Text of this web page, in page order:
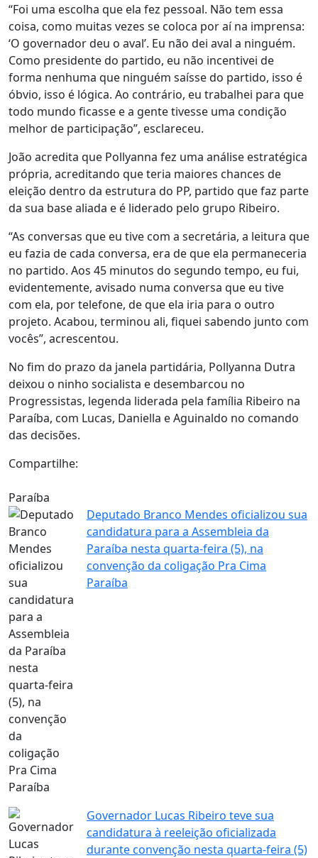
“Foi uma escolha que ela fez pessoal. Não tem essa
coisa, como muitas vezes se coloca por aí na imprensa:
‘O governador deu o aval’. Eu não dei aval a ninguém.
Como presidente do partido, eu não incentivei de
forma nenhuma que ninguém saísse do partido, isso é
óbvio, isso é lógica. Ao contrário, eu trabalhei para que
todo mundo ficasse e a gente tivesse uma condição
melhor de participação”, esclareceu.
João acredita que Pollyanna fez uma análise estratégica
própria, acreditando que teria maiores chances de
eleição dentro da estrutura do PP, partido que faz parte
da sua base aliada e é liderado pelo grupo Ribeiro.
“As conversas que eu tive com a secretária, a leitura que
eu fazia de cada conversa, era de que ela permaneceria
no partido. Aos 45 minutos do segundo tempo, eu fui,
evidentemente, avisado numa conversa que eu tive
com ela, por telefone, de que ela iria para o outro
projeto. Acabou, terminou ali, fiquei sabendo junto com
vocês”, acrescentou.
No fim do prazo da janela partidária, Pollyanna Dutra
deixou o ninho socialista e desembarcou no
Progressistas, legenda liderada pela família Ribeiro na
Paraíba, com Lucas, Daniella e Aguinaldo no comando
das decisões.
Compartilhe:
Paraíba
Deputado Branco Mendes oficializou sua
candidatura para a Assembleia da
Paraíba nesta quarta-feira (5), na
convenção da coligação Pra Cima
Paraíba
Governador Lucas Ribeiro teve sua
candidatura à reeleição oficializada
durante convenção nesta quarta-feira (5)